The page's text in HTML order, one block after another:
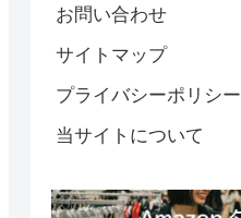
お問い合わせ
サイトマップ
プライバシーポリシー
当サイトについて